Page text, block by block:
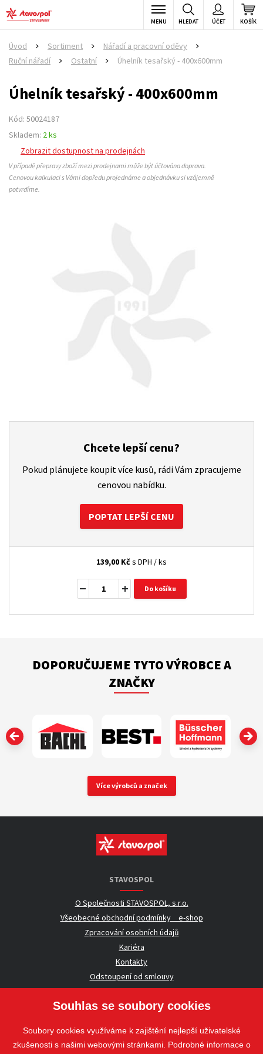
KOŠÍK
ÚČET
HLEDAT
MENU
Úvod Sortiment Nářadí a pracovní oděvy
Ruční nářadí
Ostatní Úhelník tesařský - 400x600mm
Úhelník tesařský - 400x600mm
Kód: 50024187
Skladem: 2 ks
Zobrazit dostupnost na prodejnách
V případě přepravy zboží mezi prodejnami může být účtována doprava.
Cenovou kalkulaci s Vámi dopředu projednáme a objednávku si vzájemně
potvrdíme.
Chcete lepší cenu?
Pokud plánujete koupit více kusů, rádi Vám zpracujeme
cenovou nabídku.
POPTAT LEPŠÍ CENU
139,00 Kčs DPH / ks
Do košíku
DOPORUČUJEME TYTO VÝROBCE A
ZNAČKY
‹
Více výrobců a značek
STAVOSPOL
O Společnosti STAVOSPOL, s.r.o.
Všeobecné obchodní podmínky _ e-shop
Zpracování osobních údajů
Kariéra
Kontakty
Odstoupení od smlouvy
UŽITEČNÉ INFORMACE
Nezávazná poptávka
Whistleblowing
Souhlas se soubory cookies
Soubory cookies využíváme k zajištění nejlepší uživatelské
zkušenosti s našimi webovými stránkami. Podrobné informace o